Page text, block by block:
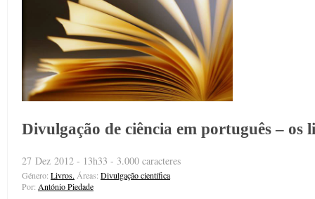
Divulgação de ciência em português – os
27 Dez 2012 - 13h33 - 3.000 caracteres
Género: Livros. Áreas: Divulgação científica
Por: António Piedade